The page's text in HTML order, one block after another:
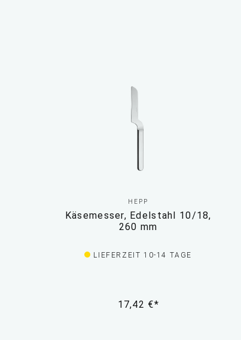
HEPP
Käsemesser, Edelstahl 10/18,
260 mm
LIEFERZEIT 10-14 TAGE
17,42 €*